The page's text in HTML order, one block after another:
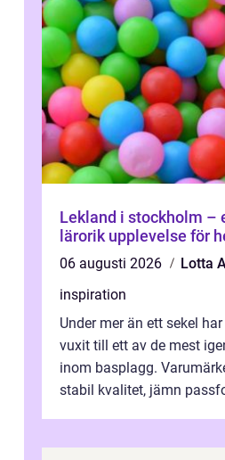
Lekland i stockholm –
lärorik upplevelse för
06 augusti 2026
Lotta
inspiration
Under mer än ett sekel
vuxit till ett av de mest
inom basplagg.
stabil kvalitet, jämn